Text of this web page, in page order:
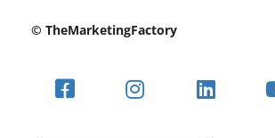
© TheMarketingFactory